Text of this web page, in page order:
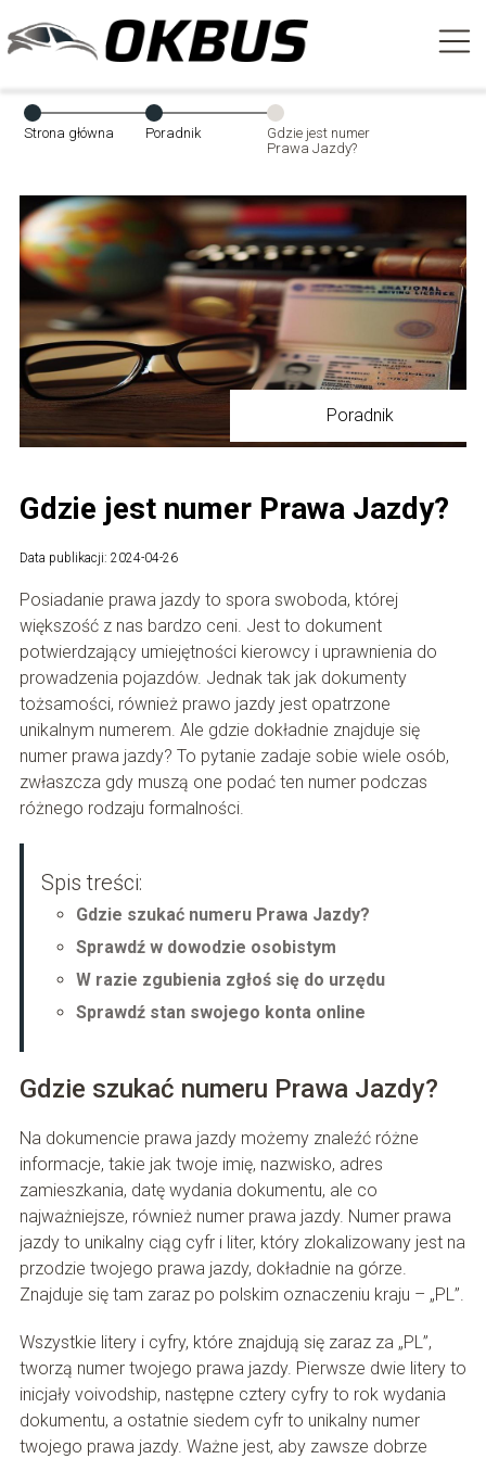
Strona główna Poradnik
Gdzie jest numer
Prawa Jazdy?
Poradnik
Gdzie jest numer Prawa Jazdy?
Data publikacji: 2024-04-26
Posiadanie prawa jazdy to spora swoboda, której
większość z nas bardzo ceni. Jest to dokument
potwierdzający umiejętności kierowcy i uprawnienia do
prowadzenia pojazdów. Jednak tak jak dokumenty
tożsamości, również prawo jazdy jest opatrzone
unikalnym numerem. Ale gdzie dokładnie znajduje się
numer prawa jazdy? To pytanie zadaje sobie wiele osób,
zwłaszcza gdy muszą one podać ten numer podczas
różnego rodzaju formalności.
Spis treści:
Gdzie szukać numeru Prawa Jazdy?
Sprawdź w dowodzie osobistym
W razie zgubienia zgłoś się do urzędu
Sprawdź stan swojego konta online
Gdzie szukać numeru Prawa Jazdy?
Na dokumencie prawa jazdy możemy znaleźć różne
informacje, takie jak twoje imię, nazwisko, adres
zamieszkania, datę wydania dokumentu, ale co
najważniejsze, również numer prawa jazdy. Numer prawa
jazdy to unikalny ciąg cyfr i liter, który zlokalizowany jest na
przodzie twojego prawa jazdy, dokładnie na górze.
Znajduje się tam zaraz po polskim oznaczeniu kraju – „PL”.
Wszystkie litery i cyfry, które znajdują się zaraz za „PL”,
tworzą numer twojego prawa jazdy. Pierwsze dwie litery to
inicjały voivodship, następne cztery cyfry to rok wydania
dokumentu, a ostatnie siedem cyfr to unikalny numer
twojego prawa jazdy. Ważne jest, aby zawsze dobrze